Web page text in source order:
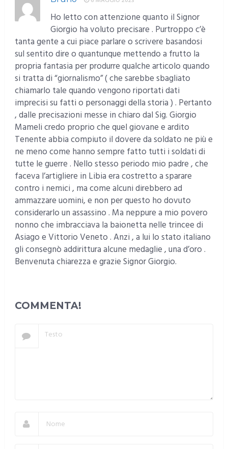
Ho letto con attenzione quanto il Signor
Giorgio ha voluto precisare . Purtroppo c’è
tanta gente a cui piace parlare o scrivere basandosi
sul sentito dire o quantunque mettendo a frutto la
propria fantasia per produrre qualche articolo quando
si tratta di “giornalismo” ( che sarebbe sbagliato
chiamarlo tale quando vengono riportati dati
imprecisi su fatti o personaggi della storia ) . Pertanto
, dalle precisazioni messe in chiaro dal Sig. Giorgio
Mameli credo proprio che quel giovane e ardito
Tenente abbia compiuto il dovere da soldato ne più e
ne meno come hanno sempre fatto tutti i soldati di
tutte le guerre . Nello stesso periodo mio padre , che
faceva l’artigliere in Libia era costretto a sparare
contro i nemici , ma come alcuni direbbero ad
ammazzare uomini, e non per questo ho dovuto
considerarlo un assassino . Ma neppure a mio povero
nonno che imbracciava la baionetta nelle trincee di
Asiago e Vittorio Veneto . Anzi , a lui lo stato italiano
gli consegnò addirittura alcune medaglie , una d’oro .
Benvenuta chiarezza e grazie Signor Giorgio.
COMMENTA!